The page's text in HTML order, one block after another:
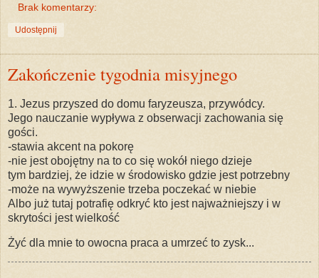
Brak komentarzy:
Udostępnij
Zakończenie tygodnia misyjnego
1. Jezus przyszed do domu faryzeusza, przywódcy.
Jego nauczanie wypływa z obserwacji zachowania się
gości.
-stawia akcent na pokorę
-nie jest obojętny na to co się wokół niego dzieje
tym bardziej, że idzie w środowisko gdzie jest potrzebny
-może na wywyższenie trzeba poczekać w niebie
Albo już tutaj potrafię odkryć kto jest najważniejszy i w
skrytości jest wielkość
Żyć dla mnie to owocna praca a umrzeć to zysk...